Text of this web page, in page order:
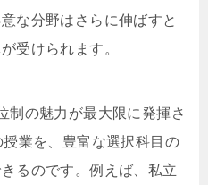
な分野はさらに伸ばすと
受けられます。
制の魅力が最大限に発揮さ
業を、豊富な選択科目の
るのです。例えば、私立